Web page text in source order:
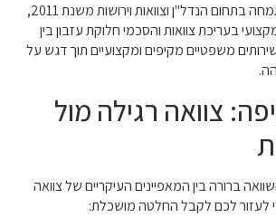
עו"ד לואיזה עזייב, המתמחה בתחום הנדל"ן וצוואות וירושות משנת 2011,
בעריכת צוואות והסכמי חלוקת עזבון בין
משפטיים מקיפים ומקצועיים תוך דגש על
צוואה רגילה מול
ברורה בין המאפיינים העיקריים של צוואה
לעזור לכם לקבל החלטה מושכלת: